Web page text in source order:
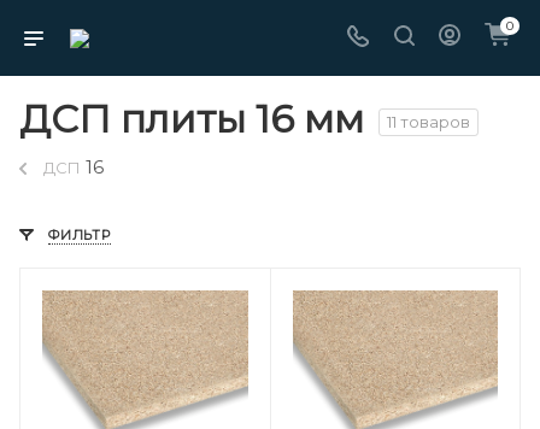
0
ДСП плиты 16 мм 11 товаров
ДСП 16
ФИЛЬТР